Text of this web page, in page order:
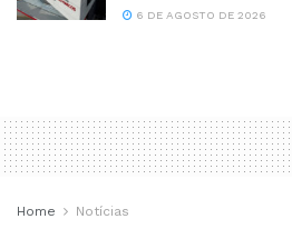
6 DE AGOSTO DE 2026
Home Notícias